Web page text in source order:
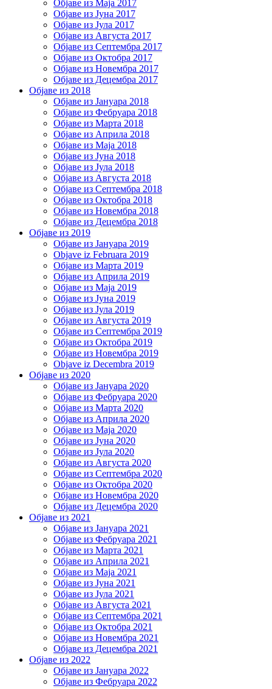
Објаве из Маја 2017
Објаве из Јуна 2017
Објаве из Јула 2017
Објаве из Августа 2017
Објаве из Септембра 2017
Објаве из Октобра 2017
Објаве из Новембра 2017
Објаве из Децембра 2017
Објаве из 2018
Објаве из Јануара 2018
Објаве из Фебруара 2018
Објаве из Марта 2018
Објаве из Априла 2018
Објаве из Маја 2018
Објаве из Јуна 2018
Објаве из Јула 2018
Објаве из Августа 2018
Објаве из Септембра 2018
Објаве из Октобра 2018
Објаве из Новембра 2018
Објаве из Децембра 2018
Објаве из 2019
Објаве из Јануара 2019
Objave iz Februara 2019
Објаве из Марта 2019
Објаве из Априла 2019
Објаве из Маја 2019
Објаве из Јуна 2019
Објаве из Јула 2019
Објаве из Августа 2019
Објаве из Септембра 2019
Објаве из Октобра 2019
Објаве из Новембра 2019
Objave iz Decembra 2019
Објаве из 2020
Објаве из Јануара 2020
Објаве из Фебруара 2020
Објаве из Марта 2020
Објаве из Априла 2020
Објаве из Маја 2020
Објаве из Јуна 2020
Објаве из Јула 2020
Објаве из Августа 2020
Објаве из Септембра 2020
Објаве из Октобра 2020
Објаве из Новембра 2020
Објаве из Децембра 2020
Објаве из 2021
Објаве из Јануара 2021
Објаве из Фебруара 2021
Објаве из Марта 2021
Објаве из Априла 2021
Објаве из Маја 2021
Објаве из Јуна 2021
Објаве из Јула 2021
Објаве из Августа 2021
Објаве из Септембра 2021
Објаве из Октобра 2021
Објаве из Новембра 2021
Објаве из Децембра 2021
Објаве из 2022
Објаве из Јануара 2022
Објаве из Фебруара 2022